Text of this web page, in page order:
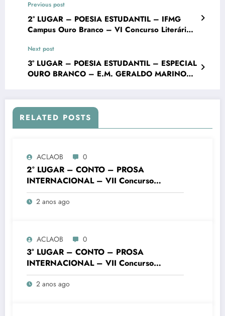
Previous post
2° LUGAR – POESIA ESTUDANTIL – IFMG
Campus Ouro Branco – VI Concurso Literário
Next post
3° LUGAR – POESIA ESTUDANTIL – ESPECIAL
OURO BRANCO – E.M. GERALDO MARINO
RELATED POSTS
ACLAOB 0
2° LUGAR – CONTO – PROSA
INTERNACIONAL – VII Concurso
Literário “Cidade de Ouro Branco”
2 anos ago
ACLAOB 0
3° LUGAR – CONTO – PROSA
INTERNACIONAL – VII Concurso
Literário “Cidade de Ouro Branco”
2 anos ago